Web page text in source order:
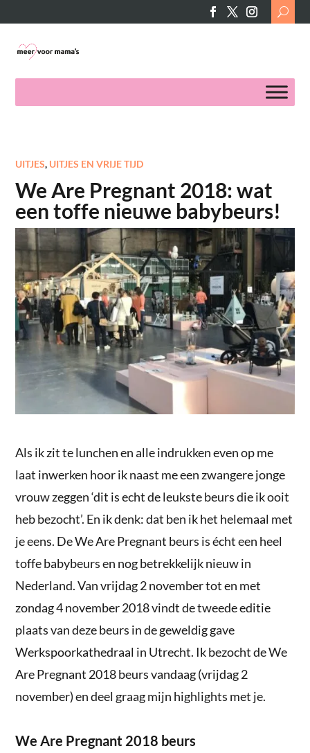
Search
for:
UITJES, UITJES EN VRIJE TIJD
We Are Pregnant 2018: wat
een toffe nieuwe babybeurs!
Als ik zit te lunchen en alle indrukken even op me
laat inwerken hoor ik naast me een zwangere jonge
vrouw zeggen ‘dit is echt de leukste beurs die ik ooit
heb bezocht’. En ik denk: dat ben ik het helemaal met
je eens. De We Are Pregnant beurs is écht een heel
toffe babybeurs en nog betrekkelijk nieuw in
Nederland. Van vrijdag 2 november tot en met
zondag 4 november 2018 vindt de tweede editie
plaats van deze beurs in de geweldig gave
Werkspoorkathedraal in Utrecht. Ik bezocht de We
Are Pregnant 2018 beurs vandaag (vrijdag 2
november) en deel graag mijn highlights met je.
We Are Pregnant 2018 beurs